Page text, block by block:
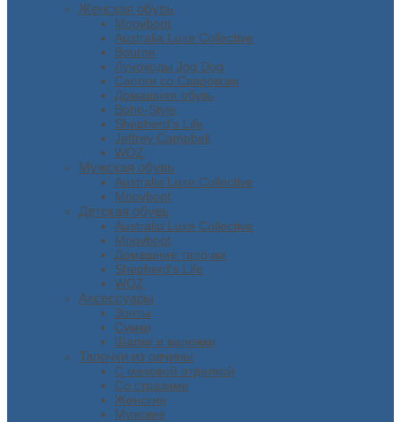
Женская обувь
Moovboot
Australia Luxe Collective
Bourne
Луноходы Jog Dog
Сапоги со Сваровски
Домашняя обувь
Boho-Style
Shepherd's Life
Jeffrey Campbell
WOZ
Мужская обувь
Australia Luxe Collective
Moovboot
Детская обувь
Australia Luxe Collective
Moovboot
Домашние тапочки
Shepherd's Life
WOZ
Аксессуары
Зонты
Сумки
Шапки и варежки
Тапочки из овчины
С меховой отделкой
Со стразами
Женские
Мужские